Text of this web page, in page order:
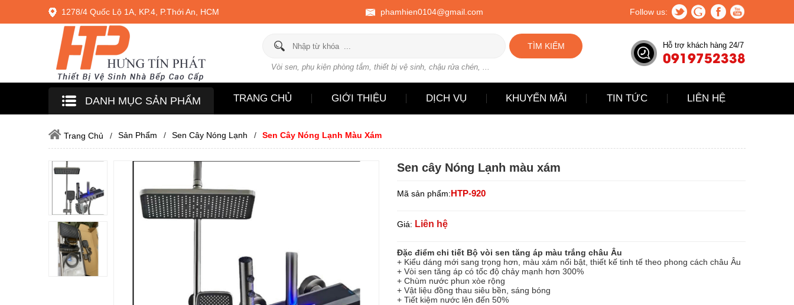
1278/4 Quốc Lộ 1A, KP.4, P.Thới An, HCM phamhien0104@gmail.com Follow us:
TÌM KIẾM
Vòi sen, phụ kiện phòng tắm, thiết bị vệ sinh, chậu rửa chén, ...
Hỗ trợ khách hàng 24/7
0919752338
DANH MỤC SẢN PHẨM TRANG CHỦ GIỚI THIỆU DỊCH VỤ KHUYẾN MÃI TIN TỨC LIÊN HỆ
Trang Chủ Sản Phẩm Sen Cây Nóng Lạnh Sen Cây Nóng Lạnh Màu Xám
Sen cây Nóng Lạnh màu xám
Mã sản phẩm:HTP-920
Giá: Liên hệ
Đặc điểm chi tiết Bộ vòi sen tăng áp màu trắng châu Âu
+ Kiểu dáng mới sang trọng hơn, màu xám nổi bật, thiết kế tinh tế theo phong cách châu Âu
+ Vòi sen tăng áp có tốc độ chảy mạnh hơn 300%
+ Chùm nước phun xòe rộng
+ Vật liệu đồng thau siêu bền, sáng bóng
+ Tiết kiệm nước lên đến 50%